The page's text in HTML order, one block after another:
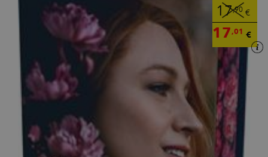
17,90 €
17,01 €